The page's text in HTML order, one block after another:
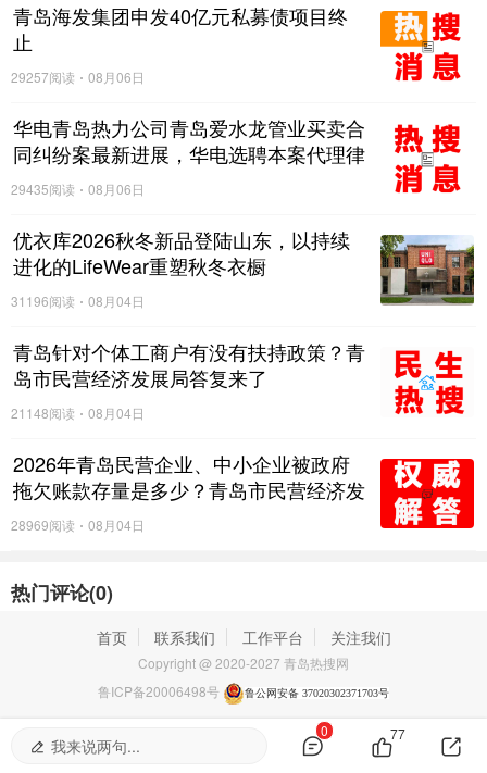
青岛海发集团申发40亿元私募债项目终
止
29257阅读 08月06日
华电青岛热力公司青岛爱水龙管业买卖合
同纠纷案最新进展，华电选聘本案代理律
师
29435阅读 08月06日
优衣库2026秋冬新品登陆山东，以持续
进化的LifeWear重塑秋冬衣橱
31196阅读 08月04日
青岛针对个体工商户有没有扶持政策？青
岛市民营经济发展局答复来了
21148阅读 08月04日
2026年青岛民营企业、中小企业被政府
拖欠账款存量是多少？青岛市民营经济发
展局：暂不具备对外统一公布全市拖欠存
量数据的条件
28969阅读 08月04日
热门评论(0)
首页 联系我们 工作平台 关注我们
Copyright @ 2020-2027 青岛热搜网
鲁ICP备20006498号
鲁公网安备 37020302371703号
我来说两句...
0 77